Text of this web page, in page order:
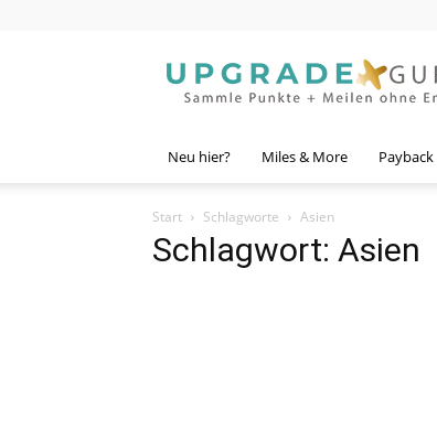
Guru
Neu hier? Miles & More Payback
Start Schlagworte Asien
Schlagwort: Asien